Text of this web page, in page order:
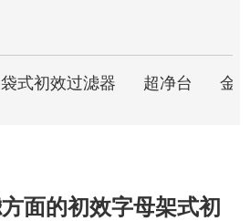
袋式初效过滤器 超净台 金
面的初效字母架式初